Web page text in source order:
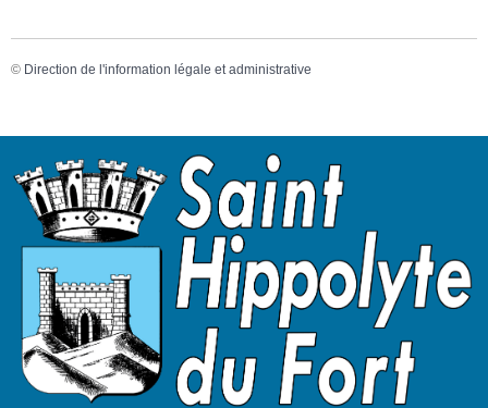
© Direction de l'information légale et administrative